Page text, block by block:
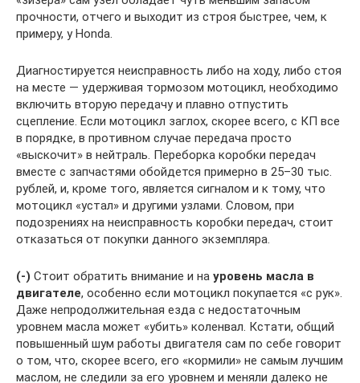
прочности, отчего и выходит из строя быстрее, чем, к
примеру, у Honda.
Диагностируется неисправность либо на ходу, либо стоя
на месте — удерживая тормозом мотоцикл, необходимо
включить вторую передачу и плавно отпустить
сцепление. Если мотоцикл заглох, скорее всего, с КП все
в порядке, в противном случае передача просто
«выскочит» в нейтраль. Переборка коробки передач
вместе с запчастями обойдется примерно в 25–30 тыс.
рублей, и, кроме того, является сигналом и к тому, что
мотоцикл «устал» и другими узлами. Словом, при
подозрениях на неисправность коробки передач, стоит
отказаться от покупки данного экземпляра.
(-) Стоит обратить внимание и на уровень масла в
двигателе, особенно если мотоцикл покупается «с рук».
Даже непродолжительная езда с недостаточным
уровнем масла может «убить» коленвал. Кстати, общий
повышенный шум работы двигателя сам по себе говорит
о том, что, скорее всего, его «кормили» не самым лучшим
маслом, не следили за его уровнем и меняли далеко не